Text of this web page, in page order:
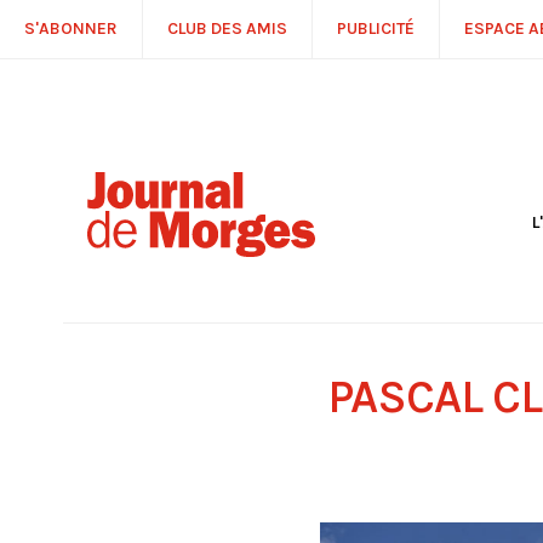
S'ABONNER CLUB DES AMIS PUBLICITÉ ESPACE
PASCAL